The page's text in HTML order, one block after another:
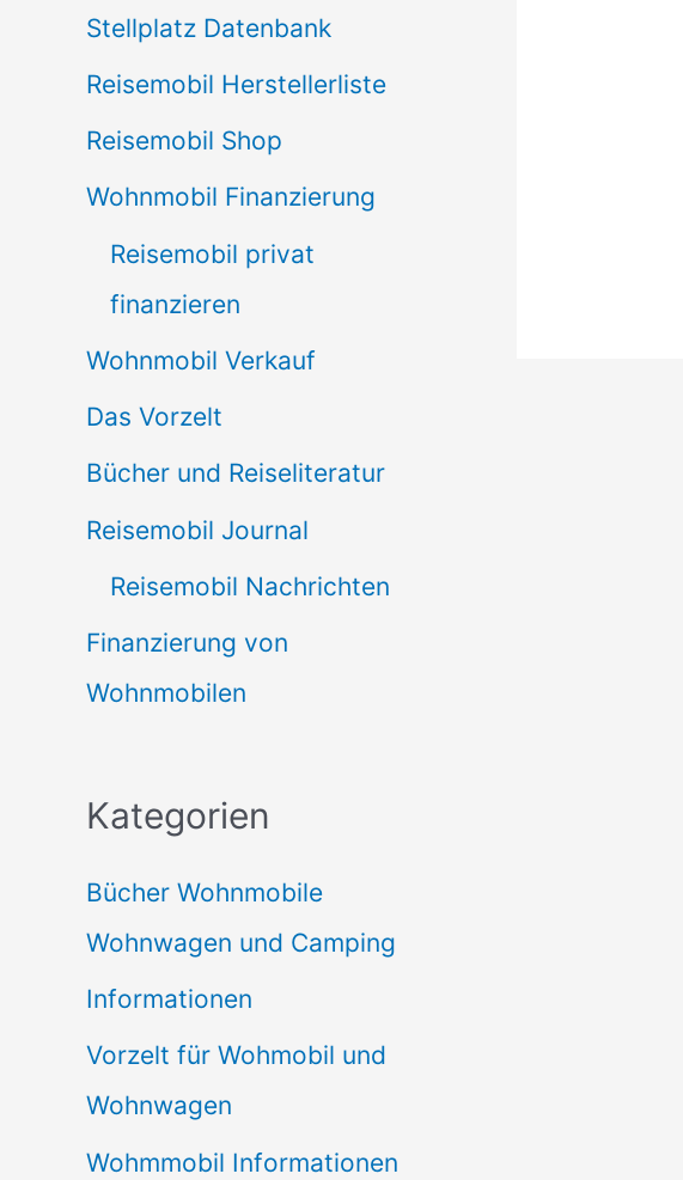
Stellplatz Datenbank
Reisemobil Herstellerliste
Reisemobil Shop
Wohnmobil Finanzierung
Reisemobil privat
finanzieren
Wohnmobil Verkauf
Das Vorzelt
Bücher und Reiseliteratur
Reisemobil Journal
Reisemobil Nachrichten
Finanzierung von
Wohnmobilen
Kategorien
Bücher Wohnmobile
Wohnwagen und Camping
Informationen
Vorzelt für Wohmobil und
Wohnwagen
Wohmmobil Informationen